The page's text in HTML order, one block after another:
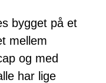
bygget på et
mellem
og med
har lige